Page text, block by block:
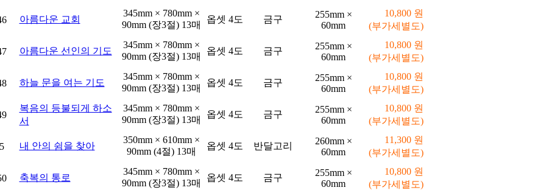
아름다운 교회
345mm × 780mm ×
90mm (장3절) 13매
옵셋 4도 금구
255mm ×
60mm
10,800 원
(부가세별도)
아름다운 선인의 기도
345mm × 780mm ×
90mm (장3절) 13매
옵셋 4도 금구
255mm ×
60mm
10,800 원
(부가세별도)
하늘 문을 여는 기도
345mm × 780mm ×
90mm (장3절) 13매
옵셋 4도 금구
255mm ×
60mm
10,800 원
(부가세별도)
복음의 등불되게 하소
서
345mm × 780mm ×
90mm (장3절) 13매
옵셋 4도 금구
255mm ×
60mm
10,800 원
(부가세별도)
5 내 안의 쉼을 찾아
350mm × 610mm ×
90mm (4절) 13매
옵셋 4도 반달고리
260mm ×
60mm
11,300 원
(부가세별도)
축복의 통로
345mm × 780mm ×
90mm (장3절) 13매
옵셋 4도 금구
255mm ×
60mm
10,800 원
(부가세별도)